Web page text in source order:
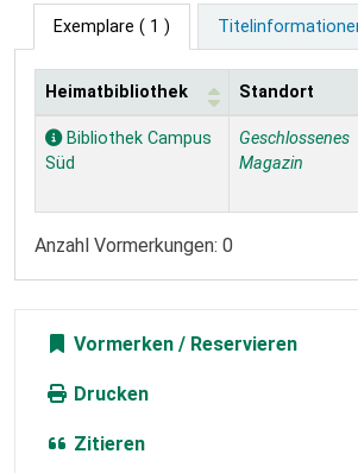
Exemplare ( 1 )
Exemplare
Heimatbibliothek Standort
Bibliothek Campus
Süd
Geschlossenes
Magazin
Anzahl Vormerkungen: 0
Vormerken
Drucken
Zitieren